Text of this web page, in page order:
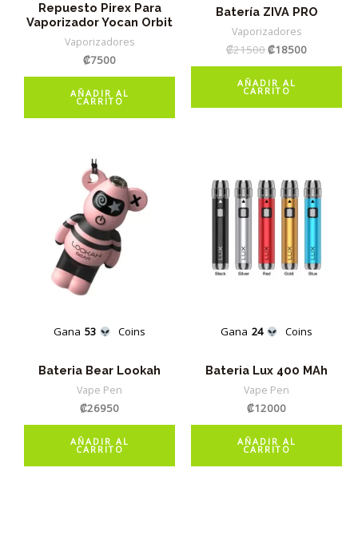
producto
Repuesto Pirex Para
Vaporizador Yocan Orbit
Vaporizadores
₡7500
AÑADIR AL
CARRITO
Batería ZIVA PRO
Vaporizadores
₡21500El
original
era:
₡18500El
AÑADIR AL
CARRITO
Gana 53 Coins
Bateria Bear Lookah
Vape Pen
₡26950
AÑADIR AL
CARRITO
Gana 24 Coins
Bateria Lux 400 MAh
Vape Pen
₡12000
AÑADIR AL
CARRITO